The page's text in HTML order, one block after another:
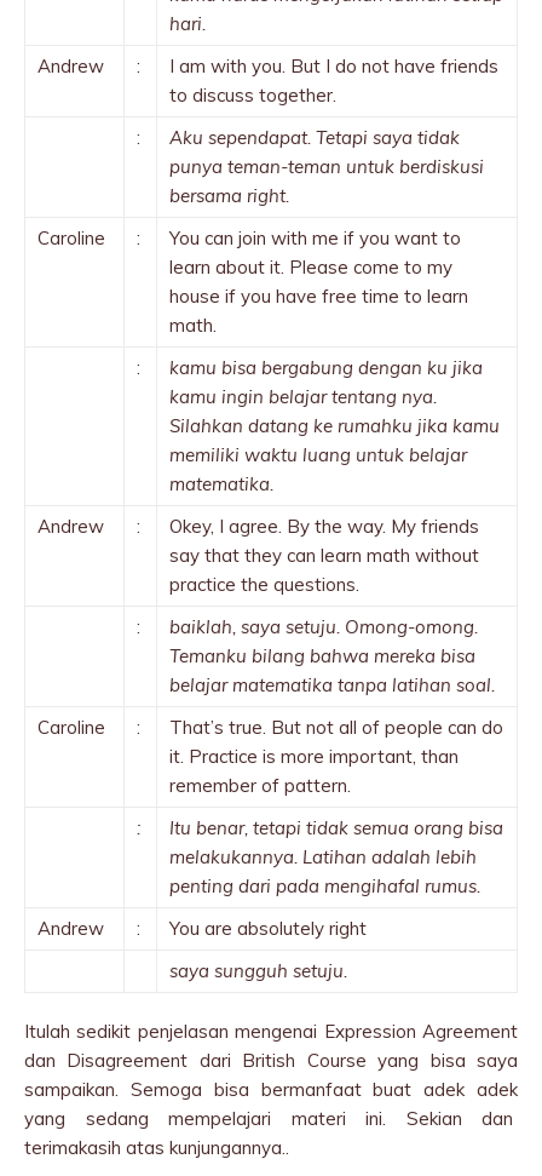
hari.
Andrew
:
I am with you. But I do not have friends
to discuss together.
:
Aku sependapat. Tetapi saya tidak
punya teman-teman untuk berdiskusi
bersama right.
Caroline
:
You can join with me if you want to
learn about it. Please come to my
house if you have free time to learn
math.
:
kamu bisa bergabung dengan ku jika
kamu ingin belajar tentang nya.
Silahkan datang ke rumahku jika kamu
memiliki waktu luang untuk belajar
matematika.
Andrew
:
Okey, I agree. By the way. My friends
say that they can learn math without
practice the questions.
:
baiklah, saya setuju. Omong-omong.
Temanku bilang bahwa mereka bisa
belajar matematika tanpa latihan soal.
Caroline
:
That’s true. But not all of people can do
it. Practice is more important, than
remember of pattern.
:
Itu benar, tetapi tidak semua orang bisa
melakukannya. Latihan adalah lebih
penting dari pada mengihafal rumus.
Andrew
:
You are absolutely right
saya sungguh setuju.
Itulah sedikit penjelasan mengenai Expression Agreement
dan Disagreement dari British Course yang bisa saya
sampaikan. Semoga bisa bermanfaat buat adek adek
yang sedang mempelajari materi ini. Sekian dan
terimakasih atas kunjungannya..